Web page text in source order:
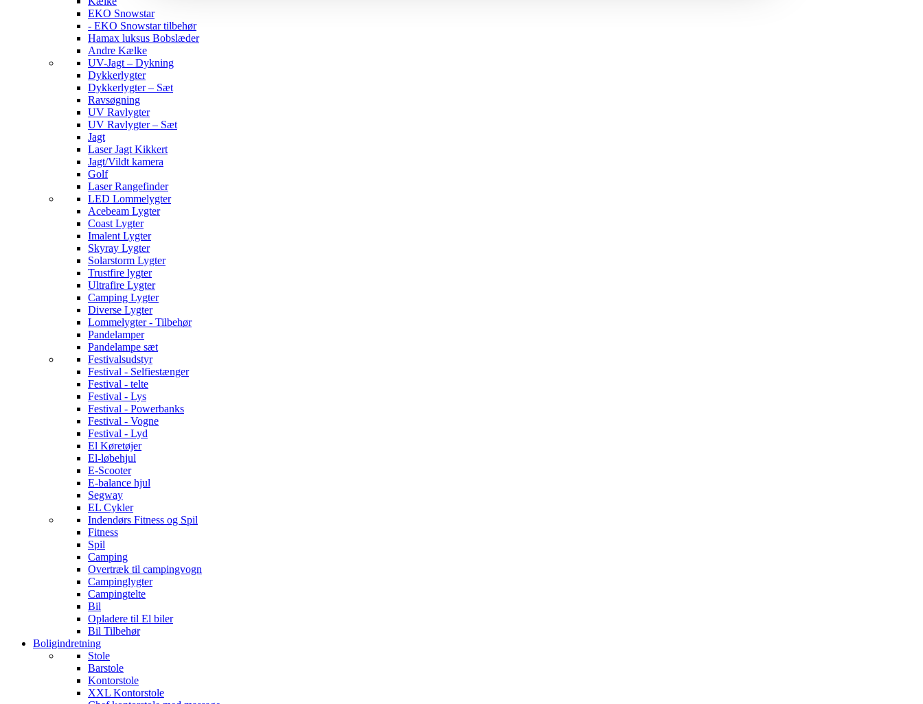
EKO Snowstar
- EKO Snowstar tilbehør
Hamax luksus Bobslæder
Andre Kælke
UV-Jagt – Dykning
Dykkerlygter
Dykkerlygter – Sæt
Ravsøgning
UV Ravlygter
UV Ravlygter – Sæt
Jagt
Laser Jagt Kikkert
Jagt/Vildt kamera
Golf
Laser Rangefinder
LED Lommelygter
Acebeam Lygter
Coast Lygter
Imalent Lygter
Skyray Lygter
Solarstorm Lygter
Trustfire lygter
Ultrafire Lygter
Camping Lygter
Diverse Lygter
Lommelygter - Tilbehør
Pandelamper
Pandelampe sæt
Festivalsudstyr
Festival - Selfiestænger
Festival - telte
Festival - Lys
Festival - Powerbanks
Festival - Vogne
Festival - Lyd
El Køretøjer
El-løbehjul
E-Scooter
E-balance hjul
Segway
EL Cykler
Indendørs Fitness og Spil
Fitness
Spil
Camping
Overtræk til campingvogn
Campinglygter
Campingtelte
Bil
Opladere til El biler
Bil Tilbehør
Boligindretning
Stole
Barstole
Kontorstole
XXL Kontorstole